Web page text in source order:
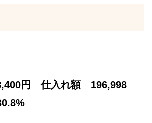
円 仕入れ額 196,998